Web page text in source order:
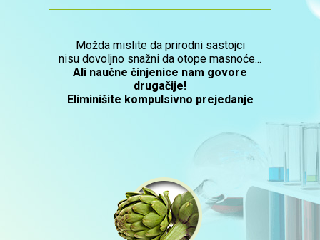
Možda mislite da prirodni sastojci
nisu dovoljno snažni da otope masnoće...
Ali naučne činjenice nam govore
drugačije!
Eliminišite kompulsivno prejedanje